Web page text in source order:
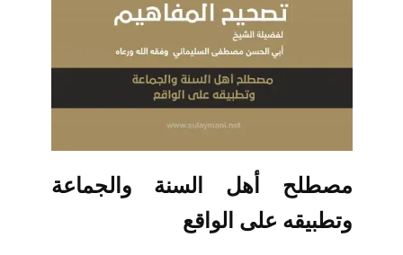
مصطلح أهل السنة والجماعة
وتطبيقه على الواقع